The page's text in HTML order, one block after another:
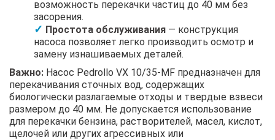
возможность перекачки частиц до 40 мм без
засорения.
Простота обслуживания — конструкция
насоса позволяет легко производить осмотр и
замену изнашиваемых деталей.
Важно: Насос Pedrollo VX 10/35-MF предназначен для
перекачивания сточных вод, содержащих
биологически разлагаемые отходы и твердые взвеси
размером до 40 мм. Не допускается использование
для перекачки бензина, растворителей, масел, кислот,
щелочей или других агрессивных или